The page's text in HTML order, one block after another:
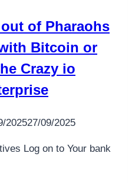
of Pharaohs
Bitcoin or
Crazy io
202527/09/2025
Log on to Your bank